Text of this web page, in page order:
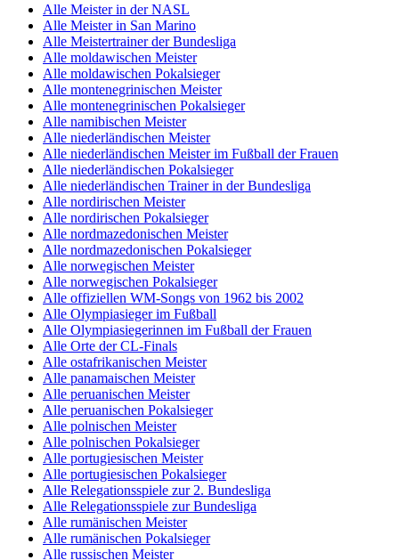
Alle Meister in der NASL
Alle Meister in San Marino
Alle Meistertrainer der Bundesliga
Alle moldawischen Meister
Alle moldawischen Pokalsieger
Alle montenegrinischen Meister
Alle montenegrinischen Pokalsieger
Alle namibischen Meister
Alle niederländischen Meister
Alle niederländischen Meister im Fußball der Frauen
Alle niederländischen Pokalsieger
Alle niederländischen Trainer in der Bundesliga
Alle nordirischen Meister
Alle nordirischen Pokalsieger
Alle nordmazedonischen Meister
Alle nordmazedonischen Pokalsieger
Alle norwegischen Meister
Alle norwegischen Pokalsieger
Alle offiziellen WM-Songs von 1962 bis 2002
Alle Olympiasieger im Fußball
Alle Olympiasiegerinnen im Fußball der Frauen
Alle Orte der CL-Finals
Alle ostafrikanischen Meister
Alle panamaischen Meister
Alle peruanischen Meister
Alle peruanischen Pokalsieger
Alle polnischen Meister
Alle polnischen Pokalsieger
Alle portugiesischen Meister
Alle portugiesischen Pokalsieger
Alle Relegationsspiele zur 2. Bundesliga
Alle Relegationsspiele zur Bundesliga
Alle rumänischen Meister
Alle rumänischen Pokalsieger
Alle russischen Meister